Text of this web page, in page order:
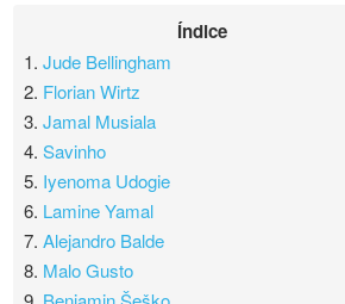
Índice
1.Jude Bellingham
2. Florian Wirtz
3.Jamal Musiala
4.Savinho
5. Iyenoma Udogie
6. Lamine Yamal
7.Alejandro Balde
8. Malo Gusto